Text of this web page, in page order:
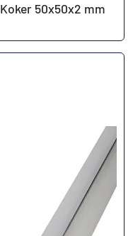
Koker 50x50x2 mm